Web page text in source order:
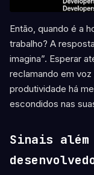
Então, quando é a
trabalho? A
imagina”. Esperar
reclamando em
produtividade há
escondidos nas
Sinais além